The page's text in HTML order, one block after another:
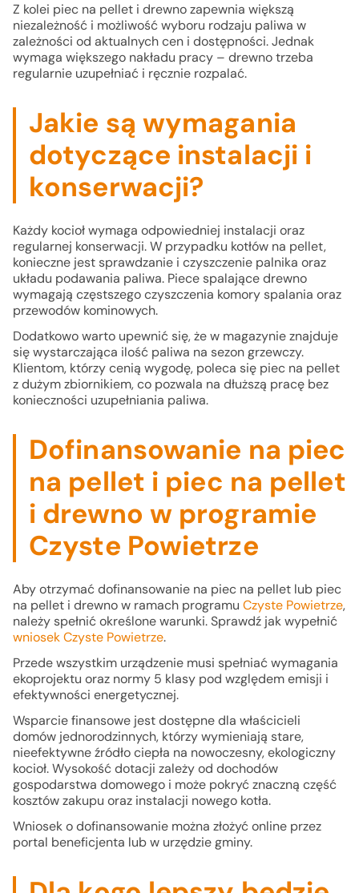
Z kolei piec na pellet i drewno zapewnia większą
niezależność i możliwość wyboru rodzaju paliwa w
zależności od aktualnych cen i dostępności. Jednak
wymaga większego nakładu pracy – drewno trzeba
regularnie uzupełniać i ręcznie rozpalać.
Jakie są wymagania
dotyczące instalacji i
konserwacji?
Każdy kocioł wymaga odpowiedniej instalacji oraz
regularnej konserwacji. W przypadku kotłów na pellet,
konieczne jest sprawdzanie i czyszczenie palnika oraz
układu podawania paliwa. Piece spalające drewno
wymagają częstszego czyszczenia komory spalania oraz
przewodów kominowych.
Dodatkowo warto upewnić się, że w magazynie znajduje
się wystarczająca ilość paliwa na sezon grzewczy.
Klientom, którzy cenią wygodę, poleca się piec na pellet
z dużym zbiornikiem, co pozwala na dłuższą pracę bez
konieczności uzupełniania paliwa.
Dofinansowanie na piec
na pellet i piec na pellet
i drewno w programie
Czyste Powietrze
Aby otrzymać dofinansowanie na piec na pellet lub piec
na pellet i drewno w ramach programu Czyste Powietrze,
należy spełnić określone warunki. Sprawdź jak wypełnić
wniosek Czyste Powietrze.
Przede wszystkim urządzenie musi spełniać wymagania
ekoprojektu oraz normy 5 klasy pod względem emisji i
efektywności energetycznej.
Wsparcie finansowe jest dostępne dla właścicieli
domów jednorodzinnych, którzy wymieniają stare,
nieefektywne źródło ciepła na nowoczesny, ekologiczny
kocioł. Wysokość dotacji zależy od dochodów
gospodarstwa domowego i może pokryć znaczną część
kosztów zakupu oraz instalacji nowego kotła.
Wniosek o dofinansowanie można złożyć online przez
portal beneficjenta lub w urzędzie gminy.